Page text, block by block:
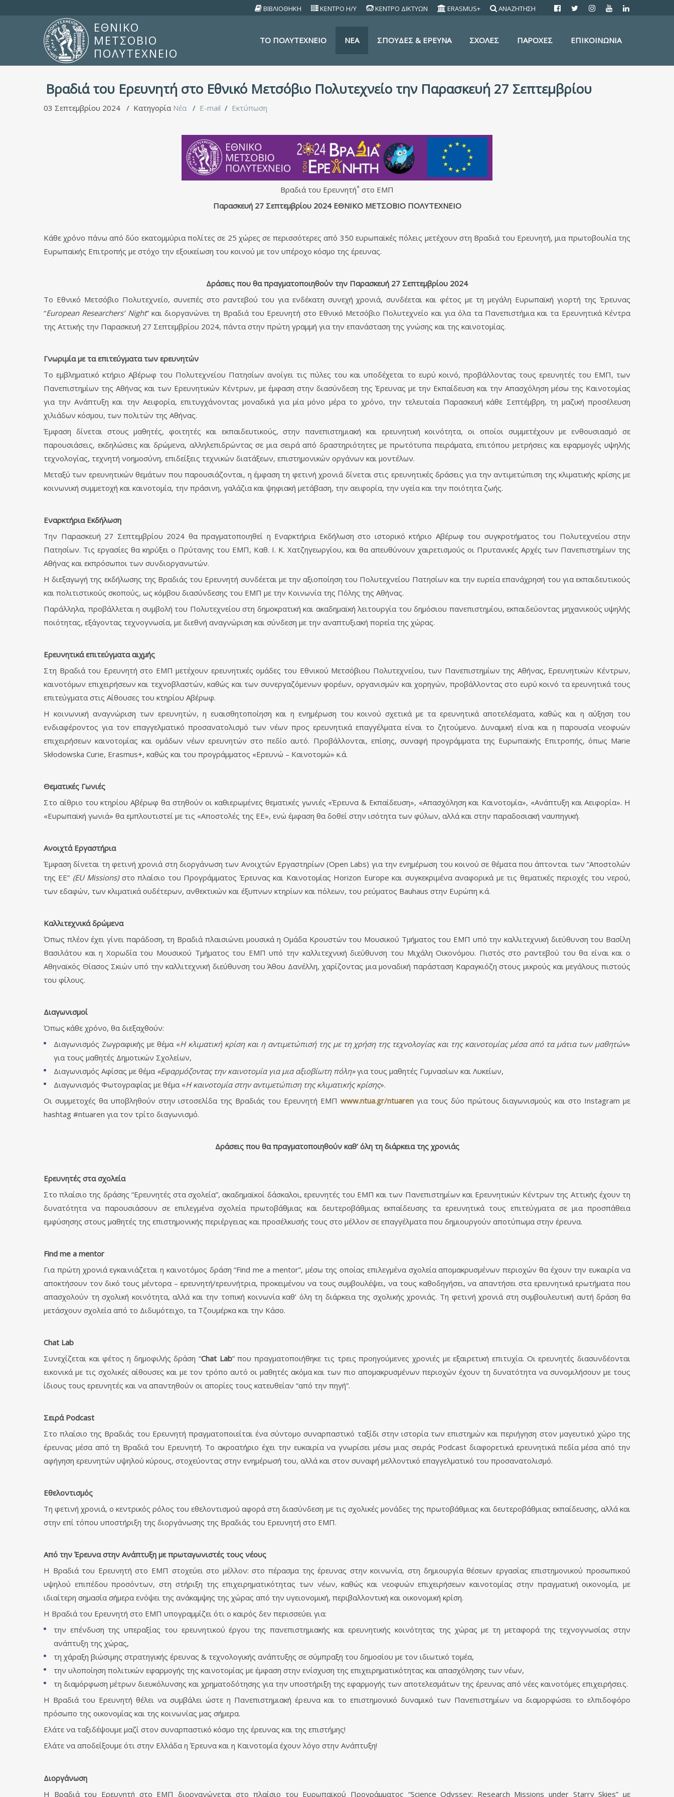
ΒΙΒΛΙΟΘΗΚΗ ΚΕΝΤΡΟ Η/Υ ΚΕΝΤΡΟ ΔΙΚΤΥΩΝ ERASMUS+ ΑΝΑΖΗΤΗΣΗ
ΕΘΝΙΚΟ
ΜΕΤΣΟΒΙΟ
ΠΟΛΥΤΕΧΝΕΙΟ
TO ΠΟΛΥΤΕΧΝΕΙΟ ΝΕΑ ΣΠΟΥΔΕΣ & ΕΡΕΥΝΑ ΣΧΟΛΕΣ ΠΑΡΟΧΕΣ ΕΠΙΚΟΙΝΩΝΙΑ
Βραδιά του Ερευνητή στο Εθνικό Μετσόβιο Πολυτεχνείο την Παρασκευή 27 Σεπτεμβρίου
03 Σεπτεμβρίου 2024 Κατηγορία Νέα E-mail Εκτύπωση
Βραδιά του Ερευνητή* στο ΕΜΠ
Παρασκευή 27 Σεπτεμβρίου 2024 ΕΘΝΙΚΟ ΜΕΤΣΟΒΙΟ ΠΟΛΥΤΕΧΝΕΙΟ
Κάθε χρόνο πάνω από δύο εκατομμύρια πολίτες σε 25 χώρες σε περισσότερες από 350 ευρωπαϊκές πόλεις μετέχουν στη Βραδιά του Ερευνητή, μια πρωτοβουλία της
Ευρωπαϊκής Επιτροπής με στόχο την εξοικείωση του κοινού με τον υπέροχο κόσμο της έρευνας.
Δράσεις που θα πραγματοποιηθούν την Παρασκευή 27 Σεπτεμβρίου 2024
Το Εθνικό Μετσόβιο Πολυτεχνείο, συνεπές στο ραντεβού του για ενδέκατη συνεχή χρονιά, συνδέεται και φέτος με τη μεγάλη Ευρωπαϊκή γιορτή της Έρευνας
“European Researchers’ Night” και διοργανώνει τη Βραδιά του Ερευνητή στο Εθνικό Μετσόβιο Πολυτεχνείο και για όλα τα Πανεπιστήμια και τα Ερευνητικά Κέντρα
της Αττικής την Παρασκευή 27 Σεπτεμβρίου 2024, πάντα στην πρώτη γραμμή για την επανάσταση της γνώσης και της καινοτομίας.
Γνωριμία με τα επιτεύγματα των ερευνητών
Το εμβληματικό κτήριο Αβέρωφ του Πολυτεχνείου Πατησίων ανοίγει τις πύλες του και υποδέχεται το ευρύ κοινό, προβάλλοντας τους ερευνητές του ΕΜΠ, των
Πανεπιστημίων της Αθήνας και των Ερευνητικών Κέντρων, με έμφαση στην διασύνδεση της Έρευνας με την Εκπαίδευση και την Απασχόληση μέσω της Καινοτομίας
για την Ανάπτυξη και την Αειφορία, επιτυγχάνοντας μοναδικά για μία μόνο μέρα το χρόνο, την τελευταία Παρασκευή κάθε Σεπτέμβρη, τη μαζική προσέλευση
χιλιάδων κόσμου, των πολιτών της Αθήνας.
Έμφαση δίνεται στους μαθητές, φοιτητές και εκπαιδευτικούς, στην πανεπιστημιακή και ερευνητική κοινότητα, οι οποίοι συμμετέχουν με ενθουσιασμό σε
παρουσιάσεις, εκδηλώσεις και δρώμενα, αλληλεπιδρώντας σε μια σειρά από δραστηριότητες με πρωτότυπα πειράματα, επιτόπου μετρήσεις και εφαρμογές υψηλής
τεχνολογίας, τεχνητή νοημοσύνη, επιδείξεις τεχνικών διατάξεων, επιστημονικών οργάνων και μοντέλων.
Μεταξύ των ερευνητικών θεμάτων που παρουσιάζονται, η έμφαση τη φετινή χρονιά δίνεται στις ερευνητικές δράσεις για την αντιμετώπιση της κλιματικής κρίσης με
κοινωνική συμμετοχή και καινοτομία, την πράσινη, γαλάζια και ψηφιακή μετάβαση, την αειφορία, την υγεία και την ποιότητα ζωής.
Εναρκτήρια Εκδήλωση
Την Παρασκευή 27 Σεπτεμβρίου 2024 θα πραγματοποιηθεί η Εναρκτήρια Εκδήλωση στο ιστορικό κτήριο Αβέρωφ του συγκροτήματος του Πολυτεχνείου στην
Πατησίων. Τις εργασίες θα κηρύξει ο Πρύτανης του ΕΜΠ, Καθ. Ι. Κ. Χατζηγεωργίου, και θα απευθύνουν χαιρετισμούς οι Πρυτανικές Αρχές των Πανεπιστημίων της
Αθήνας και εκπρόσωποι των συνδιοργανωτών.
Η διεξαγωγή της εκδήλωσης της Βραδιάς του Ερευνητή συνδέεται με την αξιοποίηση του Πολυτεχνείου Πατησίων και την ευρεία επανάχρησή του για εκπαιδευτικούς
και πολιτιστικούς σκοπούς, ως κόμβου διασύνδεσης του ΕΜΠ με την Κοινωνία της Πόλης της Αθήνας.
Παράλληλα, προβάλλεται η συμβολή του Πολυτεχνείου στη δημοκρατική και ακαδημαϊκή λειτουργία του δημόσιου πανεπιστημίου, εκπαιδεύοντας μηχανικούς υψηλής
ποιότητας, εξάγοντας τεχνογνωσία, με διεθνή αναγνώριση και σύνδεση με την αναπτυξιακή πορεία της χώρας.
Ερευνητικά επιτεύγματα αιχμής
Στη Βραδιά του Ερευνητή στο ΕΜΠ μετέχουν ερευνητικές ομάδες του Εθνικού Μετσόβιου Πολυτεχνείου, των Πανεπιστημίων της Αθήνας, Ερευνητικών Κέντρων,
καινοτόμων επιχειρήσεων και τεχνοβλαστών, καθώς και των συνεργαζόμενων φορέων, οργανισμών και χορηγών, προβάλλοντας στο ευρύ κοινό τα ερευνητικά τους
επιτεύγματα στις Αίθουσες του κτηρίου Αβέρωφ.
Η κοινωνική αναγνώριση των ερευνητών, η ευαισθητοποίηση και η ενημέρωση του κοινού σχετικά με τα ερευνητικά αποτελέσματα, καθώς και η αύξηση του
ενδιαφέροντος για τον επαγγελματικό προσανατολισμό των νέων προς ερευνητικά επαγγέλματα είναι το ζητούμενο. Δυναμική είναι και η παρουσία νεοφυών
επιχειρήσεων καινοτομίας και ομάδων νέων ερευνητών στο πεδίο αυτό. Προβάλλονται, επίσης, συναφή προγράμματα της Ευρωπαϊκής Επιτροπής, όπως Marie
Skłodowska Curie, Erasmus+, καθώς και του προγράμματος «Ερευνώ – Καινοτομώ» κ.ά.
Θεματικές Γωνιές
Στο αίθριο του κτηρίου Αβέρωφ θα στηθούν οι καθιερωμένες θεματικές γωνιές «Έρευνα & Εκπαίδευση», «Απασχόληση και Καινοτομία», «Ανάπτυξη και Αειφορία». Η
«Ευρωπαϊκή γωνιά» θα εμπλουτιστεί με τις «Αποστολές της ΕΕ», ενώ έμφαση θα δοθεί στην ισότητα των φύλων, αλλά και στην παραδοσιακή ναυπηγική.
Ανοιχτά Εργαστήρια
Έμφαση δίνεται τη φετινή χρονιά στη διοργάνωση των Ανοιχτών Εργαστηρίων (Open Labs) για την ενημέρωση του κοινού σε θέματα που άπτονται των “Αποστολών
της ΕΕ” (EU Missions) στο πλαίσιο του Προγράμματος Έρευνας και Καινοτομίας Horizon Europe και συγκεκριμένα αναφορικά με τις θεματικές περιοχές του νερού,
των εδαφών, των κλιματικά ουδέτερων, ανθεκτικών και έξυπνων κτηρίων και πόλεων, του ρεύματος Bauhaus στην Ευρώπη κ.ά.
Καλλιτεχνικά δρώμενα
Όπως πλέον έχει γίνει παράδοση, τη Βραδιά πλαισιώνει μουσικά η Ομάδα Κρουστών του Μουσικού Τμήματος του ΕΜΠ υπό την καλλιτεχνική διεύθυνση του Βασίλη
Βασιλάτου και η Χορωδία του Μουσικού Τμήματος του ΕΜΠ υπό την καλλιτεχνική διεύθυνση του Μιχάλη Οικονόμου. Πιστός στο ραντεβού του θα είναι και ο
Αθηναϊκός Θίασος Σκιών υπό την καλλιτεχνική διεύθυνση του Άθου Δανέλλη, χαρίζοντας μια μοναδική παράσταση Καραγκιόζη στους μικρούς και μεγάλους πιστούς
του φίλους.
Διαγωνισμοί
Όπως κάθε χρόνο, θα διεξαχθούν:
Διαγωνισμός Ζωγραφικής με θέμα «Η κλιματική κρίση και η αντιμετώπισή της με τη χρήση της τεχνολογίας και της καινοτομίας μέσα από τα μάτια των μαθητών»
για τους μαθητές Δημοτικών Σχολείων,
Διαγωνισμός Αφίσας με θέμα «Εφαρμόζοντας την καινοτομία για μια αξιοβίωτη πόλη»για τους μαθητές Γυμνασίων και Λυκείων,
Διαγωνισμός Φωτογραφίας με θέμα «Η καινοτομία στην αντιμετώπιση της κλιματικής κρίσης».
Οι συμμετοχές θα υποβληθούν στην ιστοσελίδα της Βραδιάς του Ερευνητή ΕΜΠ www.ntua.gr/ntuarenγια τους δύο πρώτους διαγωνισμούς και στο Instagram με
hashtag #ntuaren για τον τρίτο διαγωνισμό.
Δράσεις που θα πραγματοποιηθούν καθ’ όλη τη διάρκεια της χρονιάς
Ερευνητές στα σχολεία
Στο πλαίσιο της δράσης “Ερευνητές στα σχολεία”, ακαδημαϊκοί δάσκαλοι, ερευνητές του ΕΜΠ και των Πανεπιστημίων και Ερευνητικών Κέντρων της Αττικής έχουν τη
δυνατότητα να παρουσιάσουν σε επιλεγμένα σχολεία πρωτοβάθμιας και δευτεροβάθμιας εκπαίδευσης τα ερευνητικά τους επιτεύγματα σε μια προσπάθεια
εμφύσησης στους μαθητές της επιστημονικής περιέργειας και προσέλκυσής τους στο μέλλον σε επαγγέλματα που δημιουργούν αποτύπωμα στην έρευνα.
Find me a mentor
Για πρώτη χρονιά εγκαινιάζεται η καινοτόμος δράση “Find me a mentor”, μέσω της οποίας επιλεγμένα σχολεία απομακρυσμένων περιοχών θα έχουν την ευκαιρία να
αποκτήσουν τον δικό τους μέντορα – ερευνητή/ερευνήτρια, προκειμένου να τους συμβουλέψει, να τους καθοδηγήσει, να απαντήσει στα ερευνητικά ερωτήματα που
απασχολούν τη σχολική κοινότητα, αλλά και την τοπική κοινωνία καθ’ όλη τη διάρκεια της σχολικής χρονιάς. Τη φετινή χρονιά στη συμβουλευτική αυτή δράση θα
μετάσχουν σχολεία από το Διδυμότειχο, τα Τζουμέρκα και την Κάσο.
Chat Lab
Συνεχίζεται και φέτος η δημοφιλής δράση “Chat Lab” που πραγματοποιήθηκε τις τρεις προηγούμενες χρονιές με εξαιρετική επιτυχία. Οι ερευνητές διασυνδέονται
εικονικά με τις σχολικές αίθουσες και με τον τρόπο αυτό οι μαθητές ακόμα και των πιο απομακρυσμένων περιοχών έχουν τη δυνατότητα να συνομιλήσουν με τους
ίδιους τους ερευνητές και να απαντηθούν οι απορίες τους κατευθείαν “από την πηγή”.
Σειρά Podcast
Στο πλαίσιο της Βραδιάς του Ερευνητή πραγματοποιείται ένα σύντομο συναρπαστικό ταξίδι στην ιστορία των επιστημών και περιήγηση στον μαγευτικό χώρο της
έρευνας μέσα από τη Βραδιά του Ερευνητή. Το ακροατήριο έχει την ευκαιρία να γνωρίσει μέσω μιας σειράς Podcast διαφορετικά ερευνητικά πεδία μέσα από την
αφήγηση ερευνητών υψηλού κύρους, στοχεύοντας στην ενημέρωσή του, αλλά και στον συναφή μελλοντικό επαγγελματικό του προσανατολισμό.
Εθελοντισμός
Τη φετινή χρονιά, ο κεντρικός ρόλος του εθελοντισμού αφορά στη διασύνδεση με τις σχολικές μονάδες της πρωτοβάθμιας και δευτεροβάθμιας εκπαίδευσης, αλλά και
στην επί τόπου υποστήριξη της διοργάνωσης της Βραδιάς του Ερευνητή στο ΕΜΠ.
Από την Έρευνα στην Ανάπτυξη με πρωταγωνιστές τους νέους
Η Βραδιά του Ερευνητή στο ΕΜΠ στοχεύει στο μέλλον: στο πέρασμα της έρευνας στην κοινωνία, στη δημιουργία θέσεων εργασίας επιστημονικού προσωπικού
υψηλού επιπέδου προσόντων, στη στήριξη της επιχειρηματικότητας των νέων, καθώς και νεοφυών επιχειρήσεων καινοτομίας στην πραγματική οικονομία, με
ιδιαίτερη σημασία σήμερα ενόψει της ανάκαμψης της χώρας από την υγειονομική, περιβαλλοντική και οικονομική κρίση.
Η Βραδιά του Ερευνητή στο ΕΜΠ υπογραμμίζει ότι ο καιρός δεν περισσεύει για:
την επένδυση της υπεραξίας του ερευνητικού έργου της πανεπιστημιακής και ερευνητικής κοινότητας της χώρας με τη μεταφορά της τεχνογνωσίας στην
ανάπτυξη της χώρας,
τη χάραξη βιώσιμης στρατηγικής έρευνας & τεχνολογικής ανάπτυξης σε σύμπραξη του δημοσίου με τον ιδιωτικό τομέα,
την υλοποίηση πολιτικών εφαρμογής της καινοτομίας με έμφαση στην ενίσχυση της επιχειρηματικότητας και απασχόλησης των νέων,
τη διαμόρφωση μέτρων διευκόλυνσης και χρηματοδότησης για την υποστήριξη της εφαρμογής των αποτελεσμάτων της έρευνας από νέες καινοτόμες επιχειρήσεις.
Η Βραδιά του Ερευνητή θέλει να συμβάλει ώστε η Πανεπιστημιακή έρευνα και το επιστημονικό δυναμικό των Πανεπιστημίων να διαμορφώσει το ελπιδοφόρο
πρόσωπο της οικονομίας και της κοινωνίας μας σήμερα.
Ελάτε να ταξιδέψουμε μαζί στον συναρπαστικό κόσμο της έρευνας και της επιστήμης!
Ελάτε να αποδείξουμε ότι στην Ελλάδα η Έρευνα και η Καινοτομία έχουν λόγο στην Ανάπτυξη!
Διοργάνωση
Η Βραδιά του Ερευνητή στο ΕΜΠ διοργανώνεται στο πλαίσιο του Ευρωπαϊκού Προγράμματος “Science Odyssey: Research Missions under Starry Skies” με